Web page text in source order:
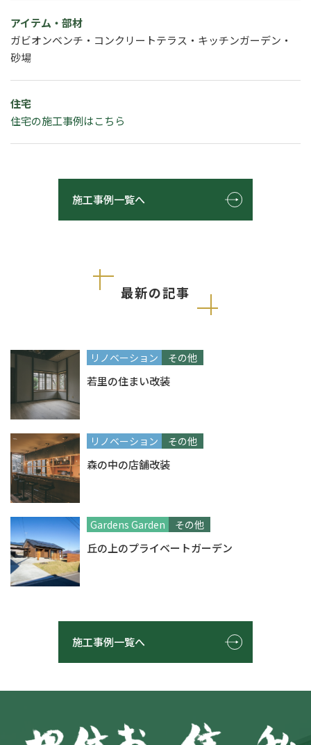
アイテム・部材
ガビオンベンチ・コンクリートテラス・キッチンガーデン・
砂場
住宅
住宅の施工事例はこちら
施工事例一覧へ
最新の記事
リノベーション その他
若里の住まい改装
リノベーション その他
森の中の店舗改装
Gardens Garden その他
丘の上のプライベートガーデン
施工事例一覧へ